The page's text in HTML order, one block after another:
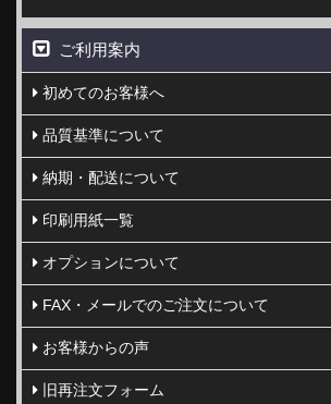
ご利用案内
初めてのお客様へ
品質基準について
納期・配送について
印刷用紙一覧
オプションについて
FAX・メールでのご注文について
お客様からの声
旧再注文フォーム